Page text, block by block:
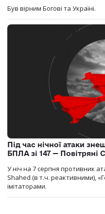
Був вірним Богові та Україні.
Під час нічної атаки
БПЛА зі 147 — Повітряні
У ніч на 7 серпня противник
Shahed (в т.ч. реактивними),
імітаторами.